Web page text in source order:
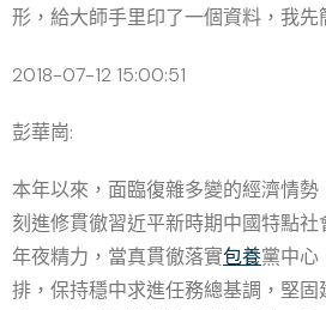
形，給大師手里印了一個資料，我先
2018-07-12 15:00:51
彭華崗:
本年以來，面臨復雜多變的經濟情
刻進修貫徹習近平新時期中國特點
年夜精力，當真貫徹落實包養黨中心
排，保持穩中求進任務總基調，堅